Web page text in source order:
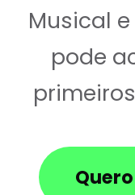
Musical
pode